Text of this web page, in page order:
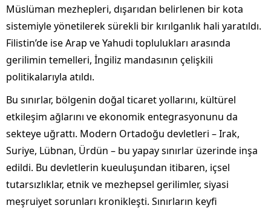
Müslüman mezhepleri, dışarıdan belirlenen bir kota
sistemiyle yönetilerek sürekli bir kırılganlık hali yaratıldı.
Filistin’de ise Arap ve Yahudi toplulukları arasında
gerilimin temelleri, İngiliz mandasının çelişkili
politikalarıyla atıldı.
Bu sınırlar, bölgenin doğal ticaret yollarını, kültürel
etkileşim ağlarını ve ekonomik entegrasyonunu da
sekteye uğrattı. Modern Ortadoğu devletleri – Irak,
Suriye, Lübnan, Ürdün – bu yapay sınırlar üzerinde inşa
edildi. Bu devletlerin kueuluşundan itibaren, içsel
tutarsızlıklar, etnik ve mezhepsel gerilimler, siyasi
meşruiyet sorunları kronikleşti. Sınırların keyfi